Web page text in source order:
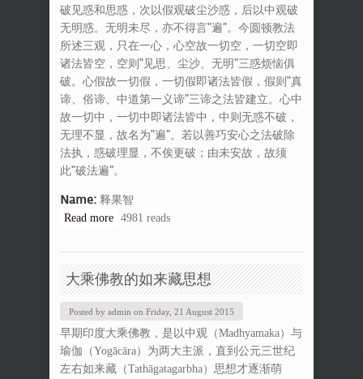
破见惑和思惑，次以假观破尘沙惑，后以中观破
无明惑。无明未尽，亦不得言“遍”。今圆顿教法
所述三观，只在一心，心空故一切空，一切空即
诸法皆空，空则“见思、尘沙、无明”三惑烦恼俱
破。心假故一切假，一切假即诸法皆假，假则“真
谛、俗谛、中道第一义谛”三谛之法皆建立。心中
故一切中，一切中即诸法皆中，中则无惑不破，
无理不显，故名为“遍”。若以善巧安心之法破除
法执，惑破理显，不俟更破；由未安故，故须
此“破法遍”。
Name: 释果智
Read moreabout 《摩诃止观》“破法遍”探析
4981 reads
大乘佛教的如来藏思想
Posted by admin on Friday, 21 August 2015
早期印度大乘佛教，是以中观（Madhyamaka）与
瑜伽（Yogācāra）为两大主派，直到公元三世纪
左右如来藏（Tathāgatagarbha）思想才逐渐萌